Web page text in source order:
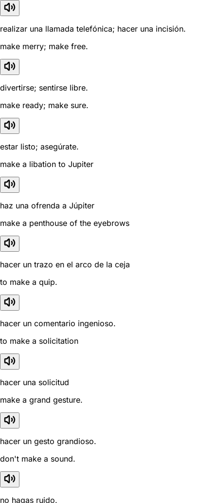
realizar una llamada telefónica; hacer una incisión.
make merry; make free.
divertirse; sentirse libre.
make ready; make sure.
estar listo; asegúrate.
make a libation to Jupiter
haz una ofrenda a Júpiter
make a penthouse of the eyebrows
hacer un trazo en el arco de la ceja
to make a quip.
hacer un comentario ingenioso.
to make a solicitation
hacer una solicitud
make a grand gesture.
hacer un gesto grandioso.
don't make a sound.
no hagas ruido.